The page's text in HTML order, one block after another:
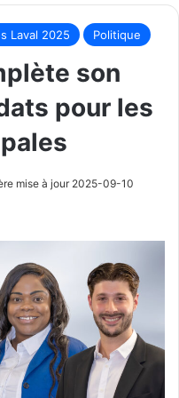
Laval 2025 Politique
son
pour les
mise à jour 2025-09-10